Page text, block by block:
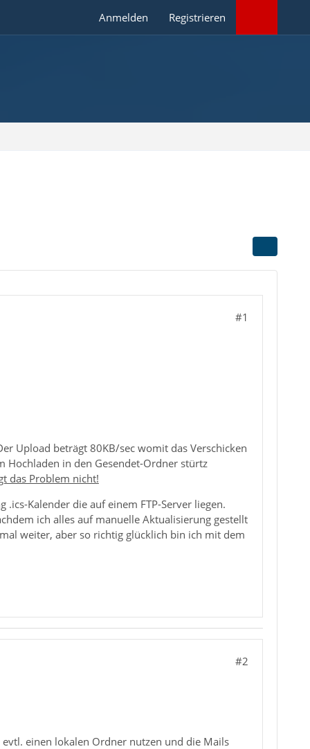
Anmelden Registrieren
#1
Upload beträgt 80KB/sec womit das Verschicken
in den Gesendet-Ordner stürtz
das Problem nicht!
Kalender die auf einem FTP-Server liegen.
ich alles auf manuelle Aktualisierung gestellt
weiter, aber so richtig glücklich bin ich mit dem
#2
einen lokalen Ordner nutzen und die Mails